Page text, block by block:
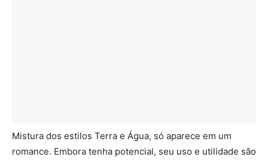
Mistura dos estilos Terra e Água, só aparece em um
romance. Embora tenha potencial, seu uso e utilidade são